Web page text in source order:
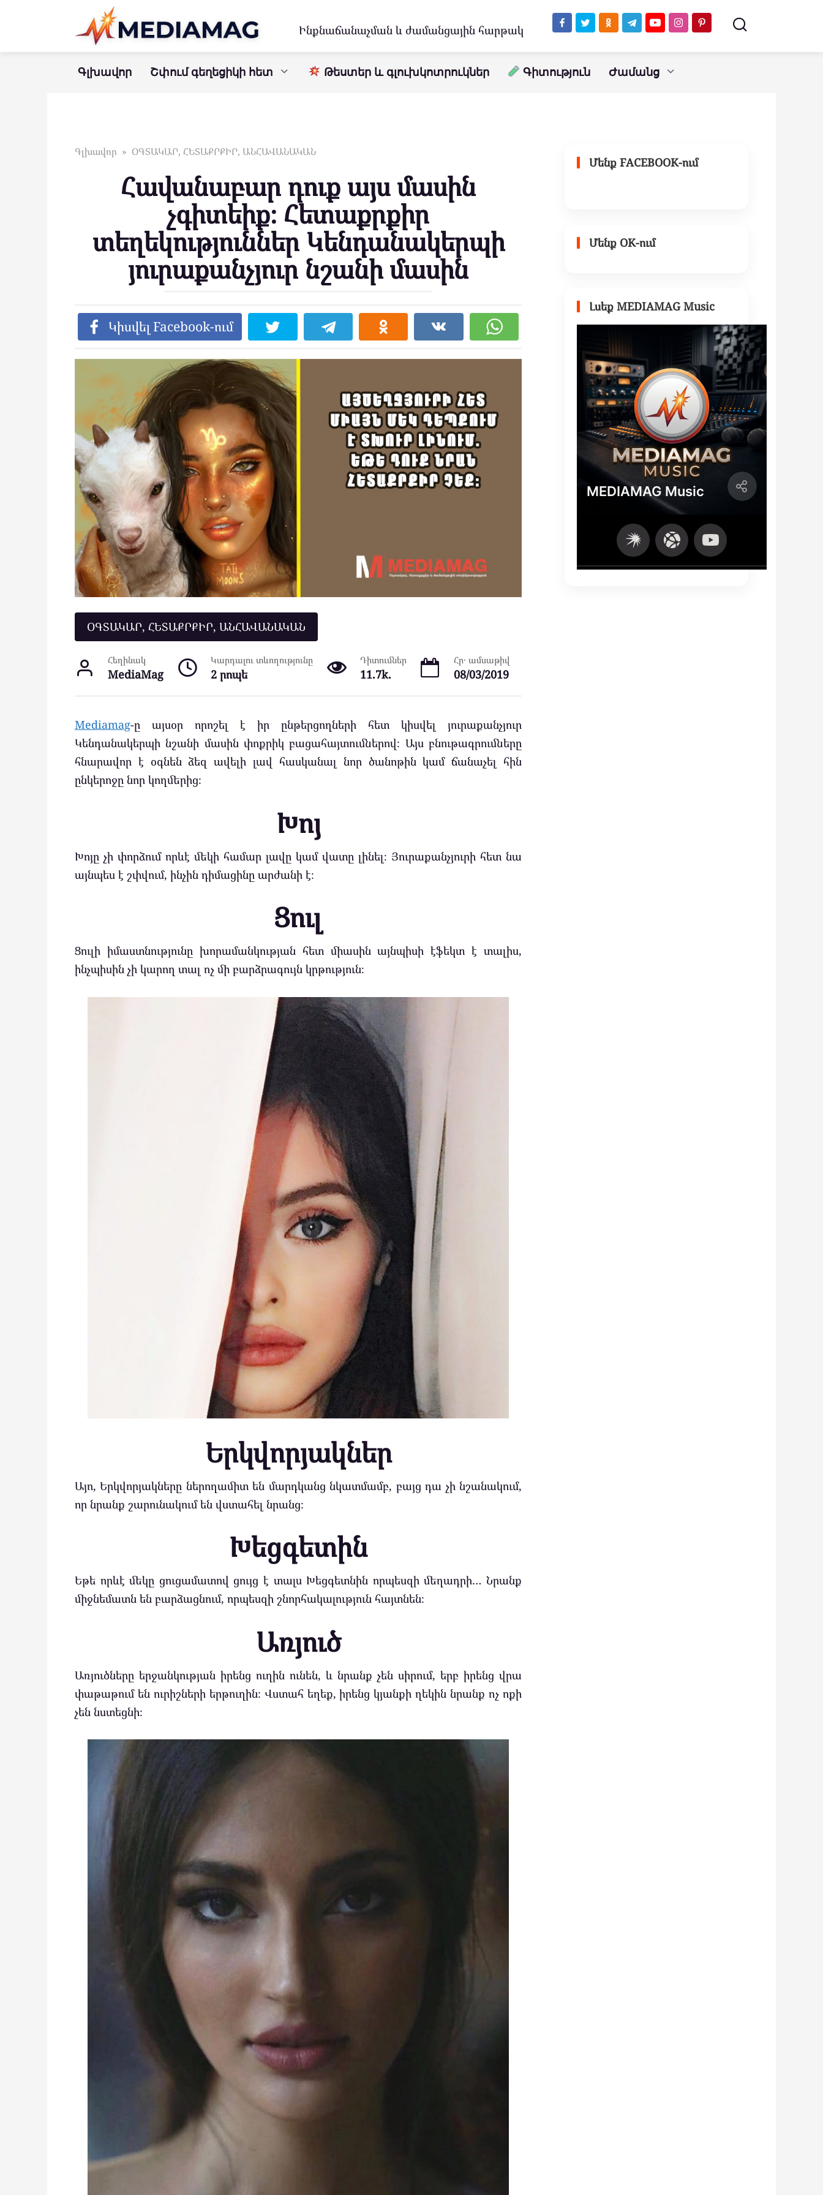
Ինքնաճանաչման և ժամանցային հարթակ
Գլխավոր Շփում գեղեցիկի հետ Թեստեր և գլուխկոտրուկներ Գիտություն Ժամանց
Գլխավոր » ՕԳՏԱԿԱՐ, ՀԵՏԱՔՐՔԻՐ, ԱՆՀԱՎԱՆԱԿԱՆ
Հավանաբար դուք այս մասին
չգիտեիք։ Հետաքրքիր
տեղեկություններ Կենդանակերպի
յուրաքանչյուր նշանի մասին
Կիսվել Facebook-ում
ՕԳՏԱԿԱՐ, ՀԵՏԱՔՐՔԻՐ, ԱՆՀԱՎԱՆԱԿԱՆ
Հեղինակ
MediaMag
Կարդալու տևողությունը
2 րոպե
Դիտումներ
11.7k.
Հր․ ամսաթիվ
08/03/2019
Mediamag-ը այսօր որոշել է իր ընթերցողների հետ կիսվել յուրաքանչյուր
Կենդանակերպի նշանի մասին փոքրիկ բացահայտումներով։ Այս բնութագրումները
հնարավոր է օգնեն ձեզ ավելի լավ հասկանալ նոր ծանոթին կամ ճանաչել հին
ընկերոջը նոր կողմերից։
Խոյ
Խոյը չի փորձում որևէ մեկի համար լավը կամ վատը լինել։ Յուրաքանչյուրի հետ նա
այնպես է շփվում, ինչին դիմացինը արժանի է։
Ցուլ
Ցուլի իմաստնությունը խորամանկության հետ միասին այնպիսի էֆեկտ է տալիս,
ինչպիսին չի կարող տալ ոչ մի բարձրագույն կրթություն։
Երկվորյակներ
Այո, Երկվորյակները ներողամիտ են մարդկանց նկատմամբ, բայց դա չի նշանակում,
որ նրանք շարունակում են վստահել նրանց։
Խեցգետին
Եթե որևէ մեկը ցուցամատով ցույց է տալս Խեցգետնին որպեսզի մեղադրի… Նրանք
միջնեմատն են բարձացնում, որպեսզի շնորհակալություն հայտնեն։
Առյուծ
Առյուծները երջանկության իրենց ուղին ունեն, և նրանք չեն սիրում, երբ իրենց վրա
փաթաթում են ուրիշների երթուղին։ Վստահ եղեք, իրենց կյանքի ղեկին նրանք ոչ ոքի
չեն նստեցնի։
Մենք FACEBOOK-ում
Մենք OK-ում
Լսեք MEDIAMAG Music
արդարանալը
դադարեցնելու համար